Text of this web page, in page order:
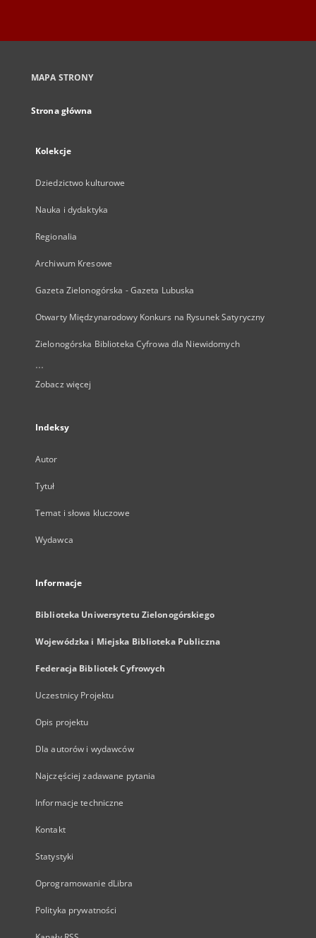
MAPA STRONY
Strona główna
Kolekcje
Dziedzictwo kulturowe
Nauka i dydaktyka
Regionalia
Archiwum Kresowe
Gazeta Zielonogórska - Gazeta Lubuska
Otwarty Międzynarodowy Konkurs na Rysunek Satyryczny
Zielonogórska Biblioteka Cyfrowa dla Niewidomych
...
Zobacz więcej
Indeksy
Autor
Tytuł
Temat i słowa kluczowe
Wydawca
Informacje
Biblioteka Uniwersytetu Zielonogórskiego
Wojewódzka i Miejska Biblioteka Publiczna
Federacja Bibliotek Cyfrowych
Uczestnicy Projektu
Opis projektu
Dla autorów i wydawców
Najczęściej zadawane pytania
Informacje techniczne
Kontakt
Statystyki
Oprogramowanie dLibra
Polityka prywatności